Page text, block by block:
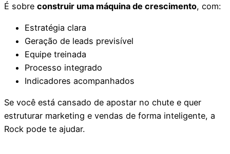
É sobre construir uma máquina de crescimento, com:
Estratégia clara
Geração de leads previsível
Equipe treinada
Processo integrado
Indicadores acompanhados
Se você está cansado de apostar no chute e quer
estruturar marketing e vendas de forma inteligente, a
Rock pode te ajudar.